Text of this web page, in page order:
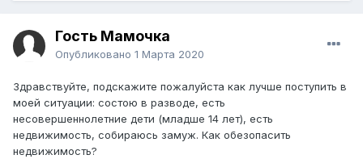
Гость Мамочка
Опубликовано 1 Марта 2020
Здравствуйте, подскажите пожалуйста как лучше поступить в
моей ситуации: состою в разводе, есть
несовершеннолетние дети (младше 14 лет), есть
недвижимость, собираюсь замуж. Как обезопасить
недвижимость?